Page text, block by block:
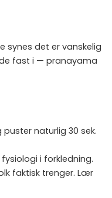
synes det er vanskelig
fast i — pranayama
naturlig 30 sek.
i forkledning.
faktisk trenger. Lær